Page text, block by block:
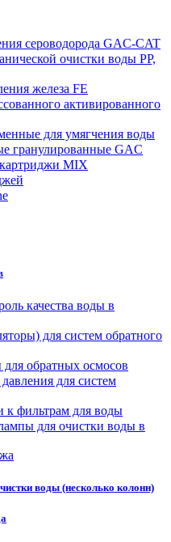
сероводорода GAC-CAT
очистки воды PP,
железа FE
активированного
для умягчения воды
гранулированные GAC
MIX
качества воды в
для систем обратного
обратных осмосов
для систем
к фильтрам для воды
для очистки воды в
воды (несколько колонн)